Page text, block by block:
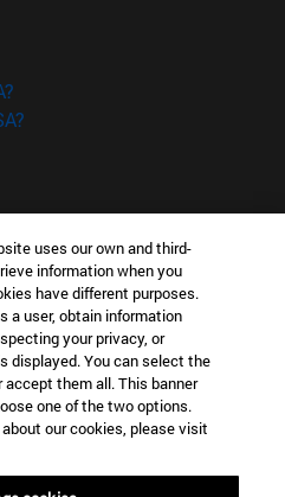
uses our own and third-
information when you
have different purposes.
a user, obtain information
your privacy, or
displayed. You can select the
them all. This banner
one of the two options.
our cookies, please visit